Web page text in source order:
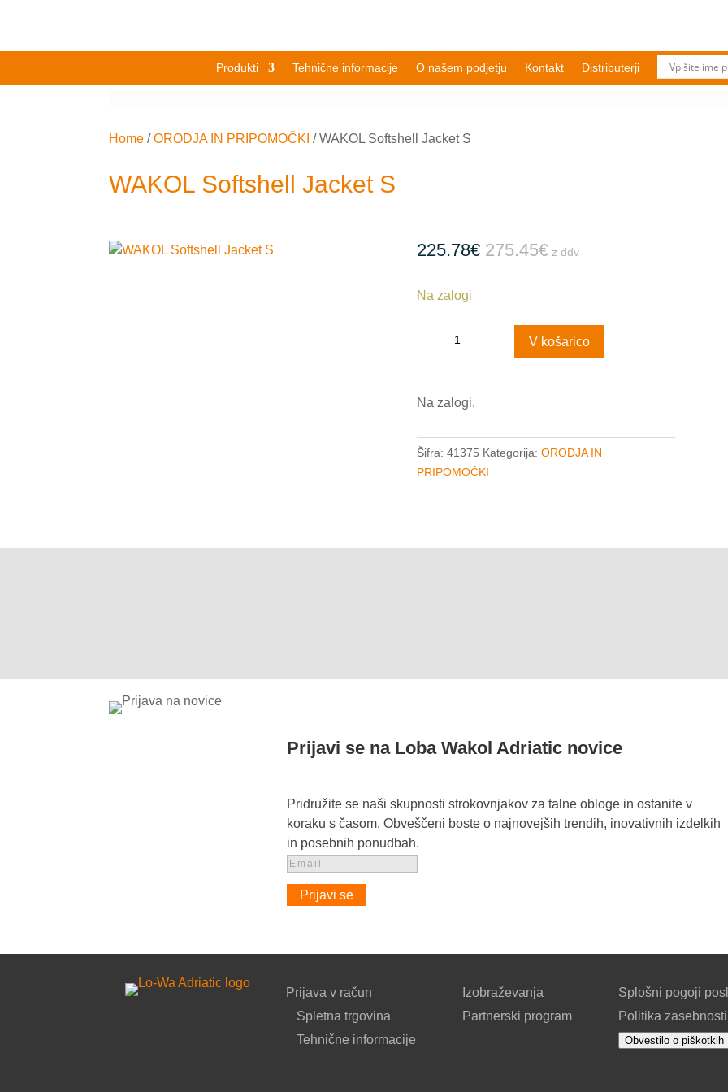
Produkti Tehnične informacije O našem podjetju Kontakt Distributerji
Home /ORODJA IN PRIPOMOČKI /WAKOL Softshell Jacket S
WAKOL Softshell Jacket S
225.78€ 275.45€z ddv
Na zalogi
WAKOL
V košarico
Na zalogi.
Šifra: 41375 Kategorija: ORODJA IN
PRIPOMOČKI
Prijavi se na Loba Wakol Adriatic novice
Pridružite se naši skupnosti strokovnjakov za talne obloge in ostanite v
koraku s časom. Obveščeni boste o najnovejših trendih, inovativnih izdelkih
in posebnih ponudbah.
Prijavi se
Prijava v račun
Spletna trgovina
Tehnične informacije
Izobraževanja
Partnerski program
Splošni pogoji
Politika zasebnosti
Obvestilo o piškotkih